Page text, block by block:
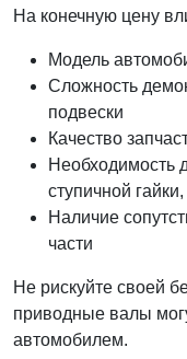
На конечную цену
Модель
Сложность
подвески
Качество
Необходимость
ступичной
Наличие
части
Не рискуйте своей
приводные валы
автомобилем.